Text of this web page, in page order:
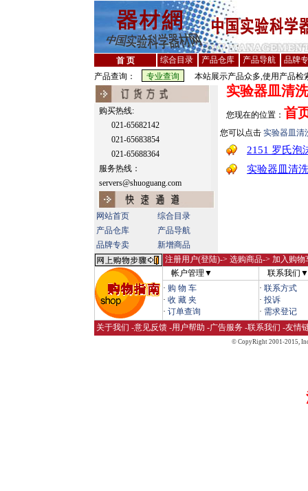
首 页 综合目录 产品仓库 产品导航
品牌
产品查询：
本站展示产品众多,使用产品检
购买热线:
021-65682142
021-65683854
021-65688364
服务热线：
servers@shuoguang.com
网站首页
综合目录
产品仓库
产品导航
品牌专卖
新增商品
实验器皿清
您现在的位置： 首
您可以点击 实验器皿清
2151 罗氏泡
实验器皿清
注册用户(登陆)-> 选购商品-> 加入购
帐户管理▼
联系我们▼
· 购 物 车
· 收 藏 夹
· 订单查询
· 联系方式
· 投诉
· 需求登记
关于我们 -意见反馈 -用户帮助 -广告服务 -联系我们 -友情
© CopyRight 2001-2015,